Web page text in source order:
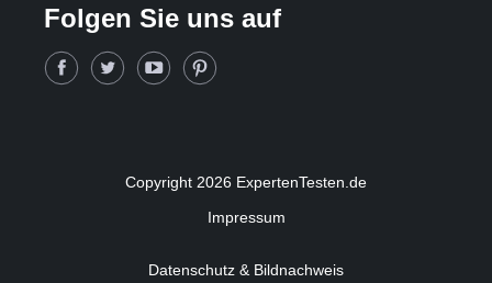
Folgen Sie uns auf
Copyright 2026 ExpertenTesten.de
Impressum
Datenschutz & Bildnachweis